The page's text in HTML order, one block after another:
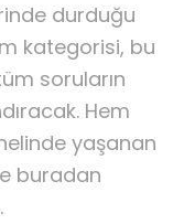
durduğu
kategorisi, bu
soruların
Hem
yaşanan
buradan